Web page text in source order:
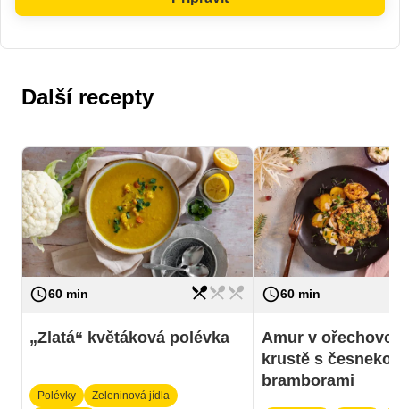
Další recepty
access_time60 min
Náročnost lehká
restaurant_menurestaurant_menurestaurant_menu
„Zlatá“ květáková polévka
Polévky
Zeleninová jídla
access_time60 min
Náročnost
Amur v
krustě s
bramborami